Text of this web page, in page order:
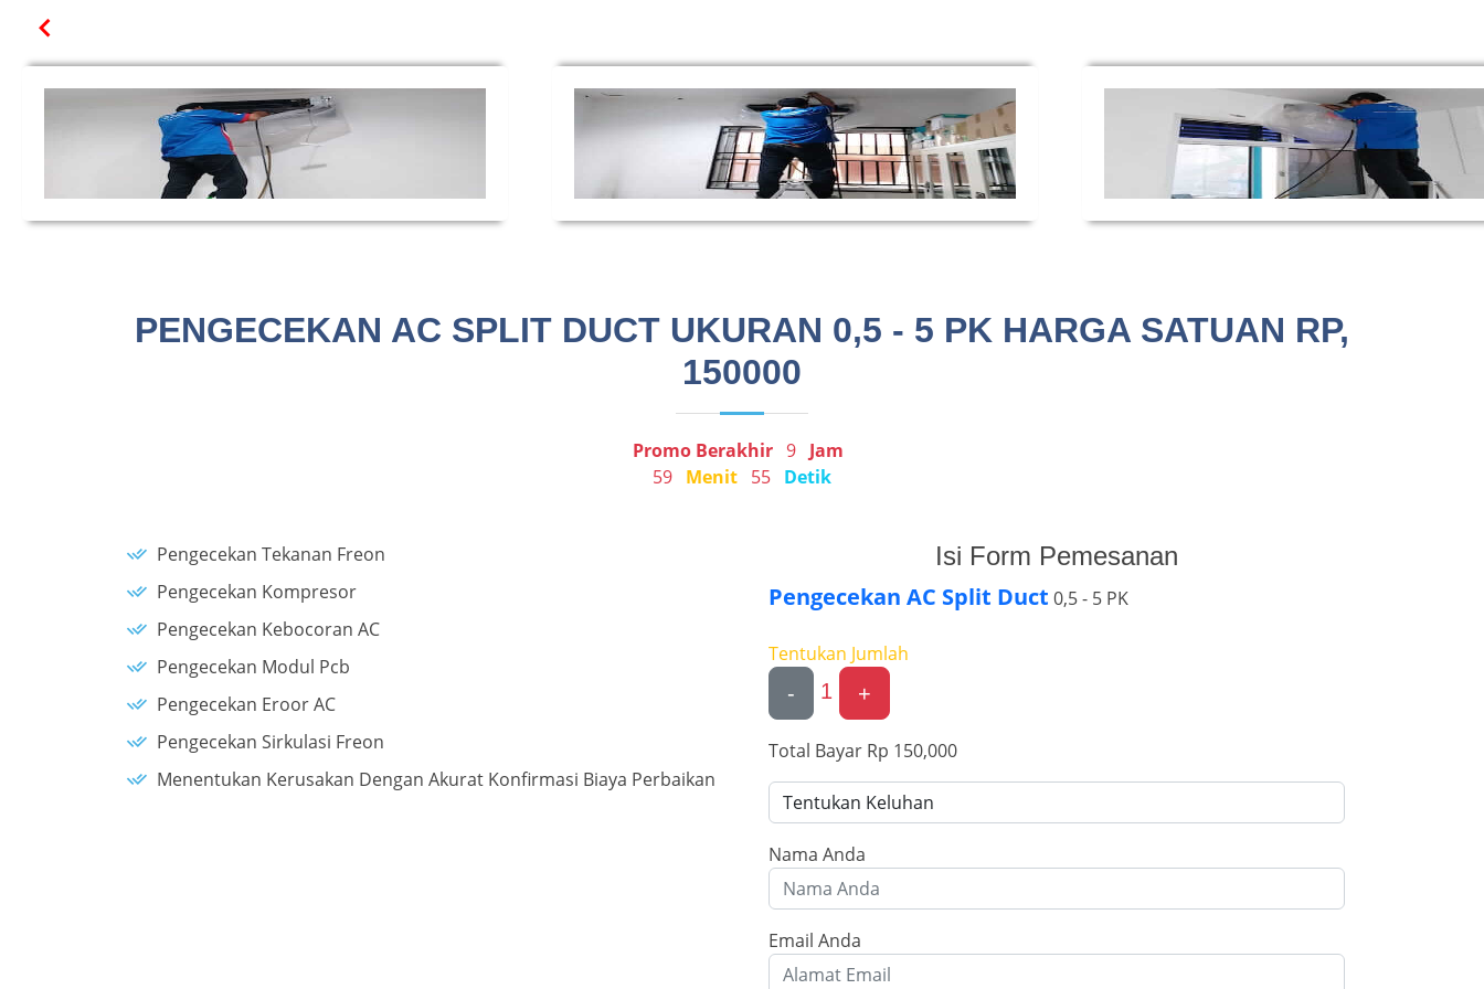
PENGECEKAN AC SPLIT DUCT UKURAN 0,5 - 5 PK HARGA SATUAN RP,
150000
Promo Berakhir 9 Jam
59 Menit 55 Detik
Pengecekan Tekanan Freon
Pengecekan Kompresor
Pengecekan Kebocoran AC
Pengecekan Modul Pcb
Pengecekan Eroor AC
Pengecekan Sirkulasi Freon
Menentukan Kerusakan Dengan Akurat Konfirmasi Biaya Perbaikan
Isi Form Pemesanan
Pengecekan AC Split Duct 0,5 - 5 PK
Tentukan Jumlah
-
1 +
Total Bayar Rp 150,000
Nama Anda
Email Anda